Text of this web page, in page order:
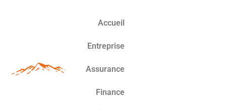
Accueil
Entreprise
Assurance
Finance